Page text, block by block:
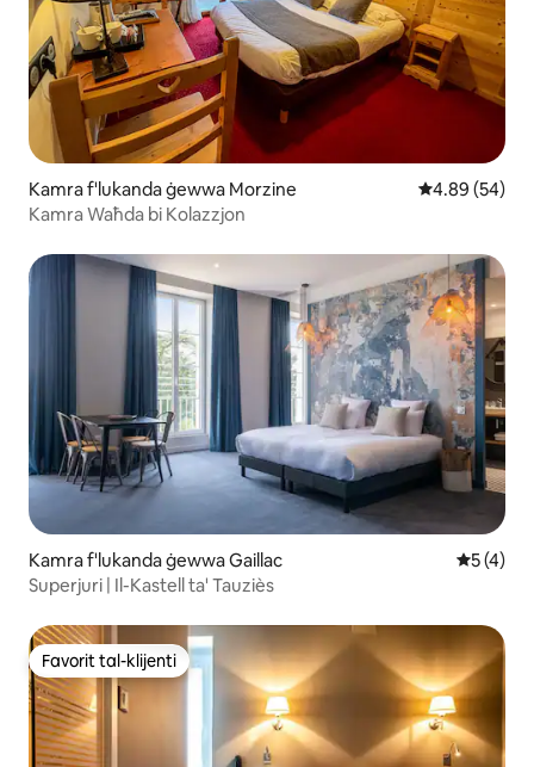
Kamra f'lukanda ġewwa Morzine Rating medju
4.89 (54)
Kamra Waħda bi Kolazzjon
Kamra f'lukanda ġewwa Gaillac Rating
5 (4)
Superjuri | Il-Kastell ta' Tauziès
Favorit tal-klijenti
Favorit tal-klijenti